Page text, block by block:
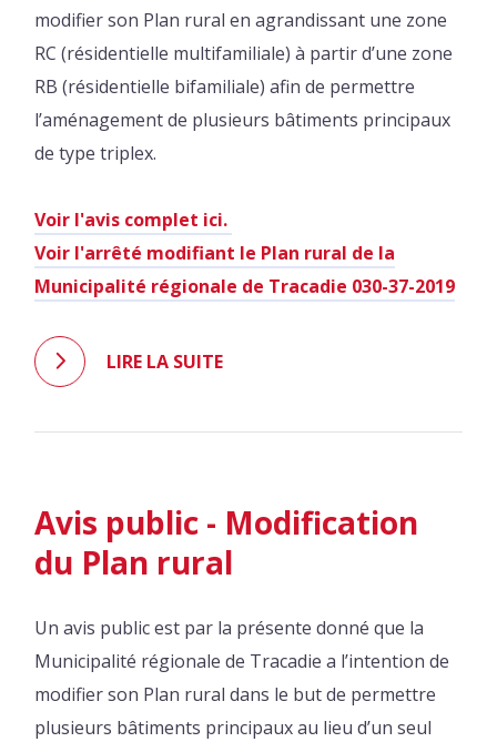
modifier son Plan rural en agrandissant une zone
RC (résidentielle multifamiliale) à partir d’une zone
RB (résidentielle bifamiliale) afin de permettre
l’aménagement de plusieurs bâtiments principaux
de type triplex.
Voir l'avis complet ici.
Voir l'arrêté modifiant le Plan rural de la
Municipalité régionale de Tracadie 030-37-2019
LIRE LA SUITE
Avis public - Modification
du Plan rural
Un avis public est par la présente donné que la
Municipalité régionale de Tracadie a l’intention de
modifier son Plan rural dans le but de permettre
plusieurs bâtiments principaux au lieu d’un seul